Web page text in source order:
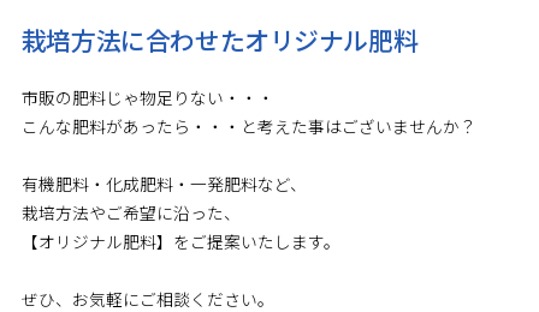
栽培方法に合わせたオリジナル肥料
市販の肥料じゃ物足りない・・・
こんな肥料があったら・・・と考えた事はございませんか？
有機肥料・化成肥料・一発肥料など、
栽培方法やご希望に沿った、
【オリジナル肥料】をご提案いたします。
ぜひ、お気軽にご相談ください。